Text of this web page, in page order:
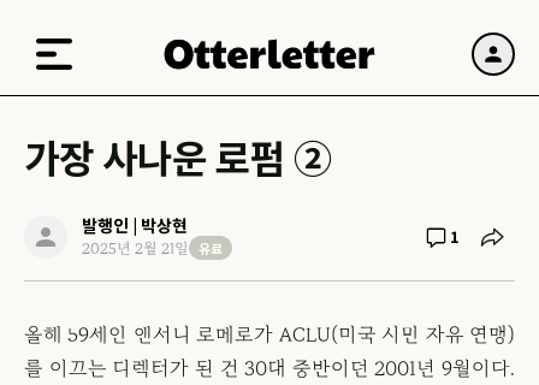
가장 사나운 로펌 ②
발행인 | 박상현
2025년 2월 21일 유료 1
올해 59세인 앤서니 로메로가 ACLU(미국 시민 자유 연맹)
를 이끄는 디렉터가 된 건 30대 중반이던 2001년 9월이다.